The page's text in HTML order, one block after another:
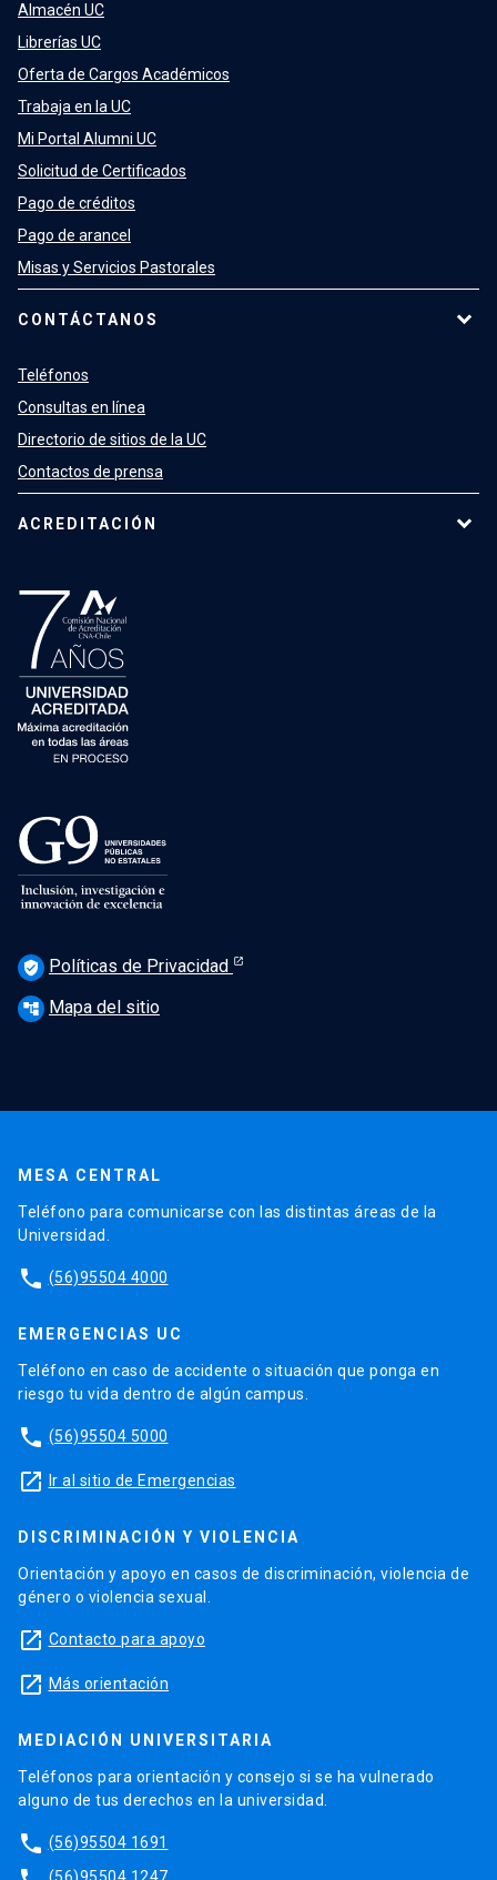
Almacén UC
Librerías UC
Oferta de Cargos Académicos
Trabaja en la UC
Mi Portal Alumni UC
Solicitud de Certificados
Pago de créditos
Pago de arancel
Misas y Servicios Pastorales
CONTÁCTANOS
Teléfonos
Consultas en línea
Directorio de sitios de la UC
Contactos de prensa
ACREDITACIÓN
verified_user Políticas de Privacidad
account_tree Mapa del sitio
MESA CENTRAL
Teléfono para comunicarse con las distintas áreas de la
Universidad.
phone (56)95504 4000
EMERGENCIAS UC
Teléfono en caso de accidente o situación que ponga en
riesgo tu vida dentro de algún campus.
phone (56)95504 5000
launch Ir al sitio de Emergencias
DISCRIMINACIÓN Y VIOLENCIA
Orientación y apoyo en casos de discriminación, violencia de
género o violencia sexual.
launch Contacto para apoyo
launch Más orientación
MEDIACIÓN UNIVERSITARIA
Teléfonos para orientación y consejo si se ha vulnerado
alguno de tus derechos en la universidad.
phone (56)95504 1691